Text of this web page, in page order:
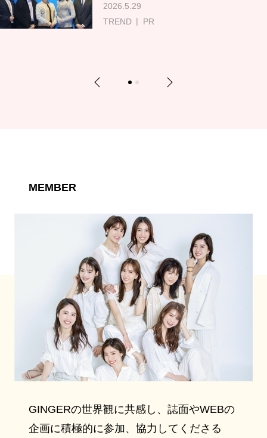
2026.5.29
TREND
PR
Previous 1 2 Next
MEMBER
GINGERの世界観に共感し、誌面やWEBの
企画に積極的に参加、協力してくださる